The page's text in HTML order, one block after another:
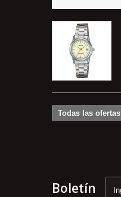
Todas las ofertas
Boletín